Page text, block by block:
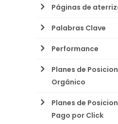
Páginas de
Palabras Clave
Performance
Planes de
Orgánico
Planes de
Pago por Click